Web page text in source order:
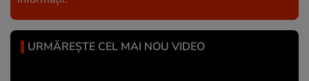
URMĂREȘTE CEL MAI NOU VIDEO